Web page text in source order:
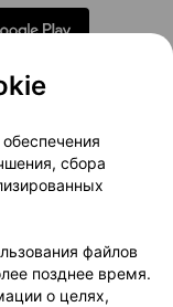
маркетинг
Партнеры
сбора
файлов
позднее время.
о целях,